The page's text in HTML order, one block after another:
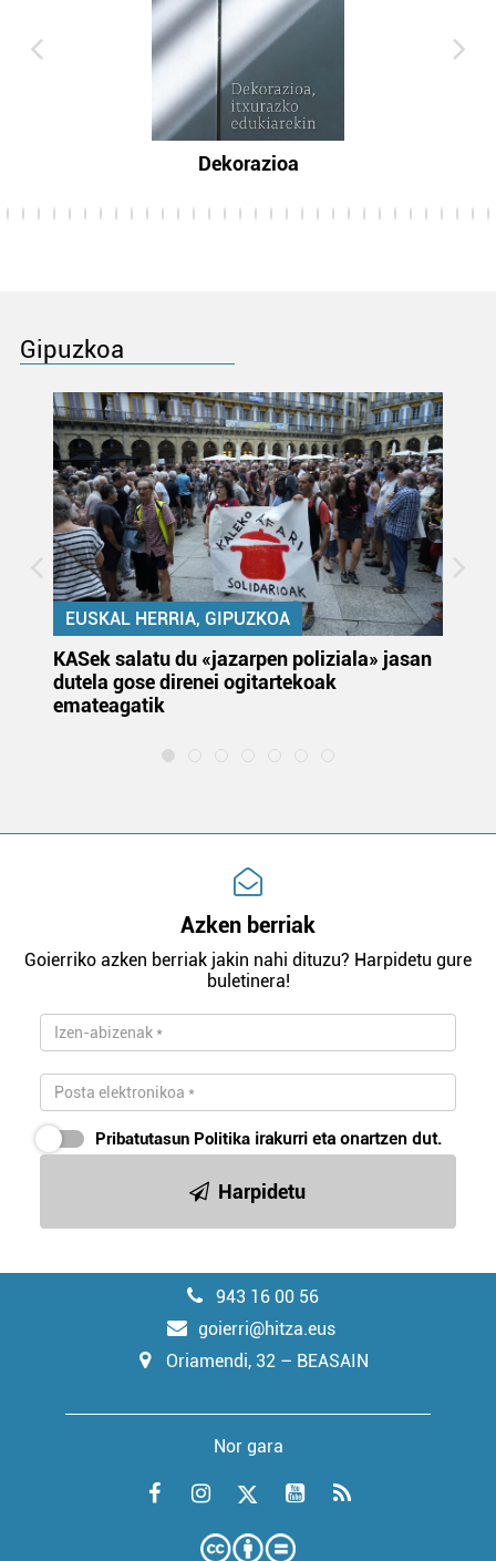
Dekorazioa
Gipuzkoa
EUSKAL HERRIA, GIPUZKOA
KASek salatu du «jazarpen poliziala» jasan
dutela gose direnei ogitartekoak
emateagatik
Azken berriak
Goierriko azken berriak jakin nahi dituzu? Harpidetu gure
buletinera!
Pribatutasun Politika irakurri eta onartzen dut.
Harpidetu
943 16 00 56
goierri@hitza.eus
Oriamendi, 32 – BEASAIN
Nor gara